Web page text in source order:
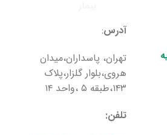
آدرس‌:
تهران، پاسداران،میدان
هروی،بلوار گلزار،پلاک
۱۴۳،طبقه ۵ ،واحد ۱۴
تلفن: